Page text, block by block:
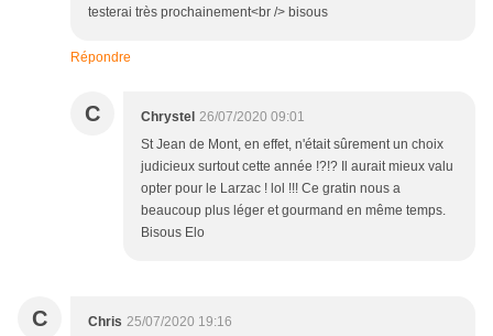
testerai très prochainement<br /> bisous
Répondre
C Chrystel 26/07/2020 09:01
St Jean de Mont, en effet, n'était sûrement un choix
judicieux surtout cette année !?!? Il aurait mieux valu
opter pour le Larzac ! lol !!! Ce gratin nous a
beaucoup plus léger et gourmand en même temps.
Bisous Elo
C Chris 25/07/2020 19:16